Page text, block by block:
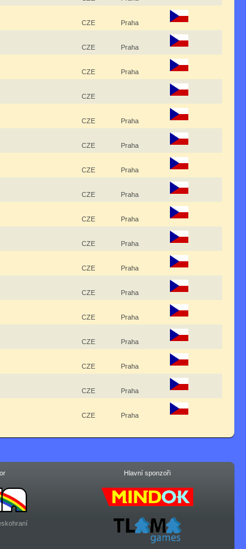
CZE Praha
CZE Praha
CZE Praha
CZE
CZE Praha
CZE Praha
CZE Praha
CZE Praha
CZE Praha
CZE Praha
CZE Praha
CZE Praha
CZE Praha
CZE Praha
CZE Praha
CZE Praha
CZE Praha
Hlavní sponzoři